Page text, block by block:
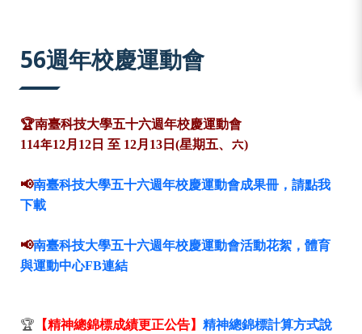
56週年校慶運動會
🏆南臺科技大學五十六週年校慶運動會
114年12月12日 至 12月13日(星期五、六)
📢南臺科技大學五十六週年校慶運動會成果冊，請點我
下載
📢南臺科技大學五十六週年校慶運動會活動花絮，體育
與運動中心FB連結
🏆 【精神總錦標成績更正公告】 精神總錦標計算方式說